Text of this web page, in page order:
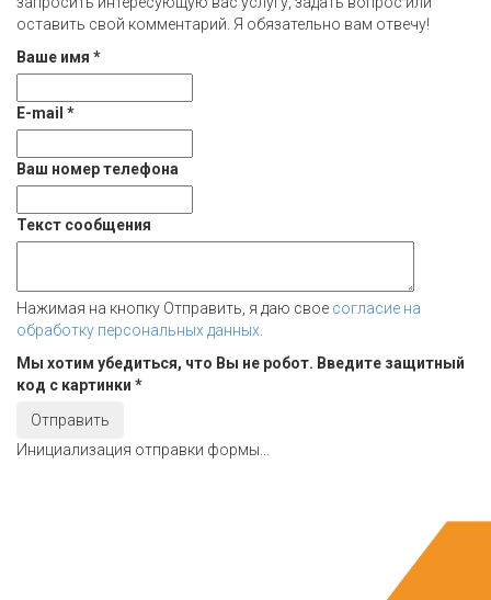
оставить свой комментарий. Я обязательно вам отвечу!
Ваше имя *
E-mail *
Ваш номер телефона
Текст сообщения
Нажимая на кнопку Отправить, я даю свое согласие на
обработку персональных данных
Мы хотим убедиться, что Вы не робот. Введите защитный
код с картинки *
Отправить
Инициализация отправки формы...